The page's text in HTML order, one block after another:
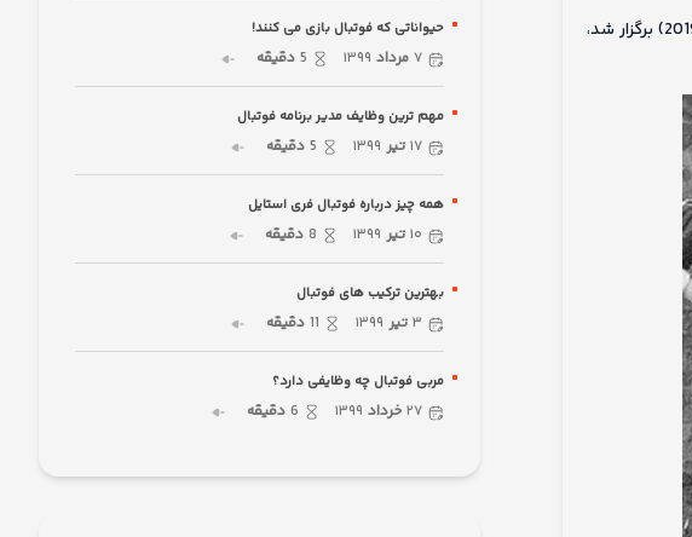
تیم ملی فوتبال زنان ایالات متحده آمریکا، موفق ترین تیم ملی فوتبال زنان در جهان است. در آخرین جام جهانی که در فرانسه (2019) برگزار شد،
حیواناتی که فوتبال بازی می کنند!
۷ مرداد ۱۳۹۹ 5 دقیقه
مهم ترین وظایف مدیر برنامه فوتبال
۱۷ تیر ۱۳۹۹ 5 دقیقه
همه چیز درباره فوتبال فری استایل
۱۰ تیر ۱۳۹۹ 8 دقیقه
بهترین ترکیب های فوتبال
۳ تیر ۱۳۹۹ 11 دقیقه
مربی فوتبال چه وظایفی دارد؟
۲۷ خرداد ۱۳۹۹ 6 دقیقه